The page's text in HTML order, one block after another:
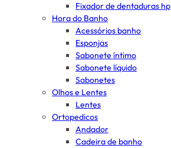
Fixador de dentaduras hp
Hora do Banho
Acessórios banho
Esponjas
Sabonete íntimo
Sabonete líquido
Sabonetes
Olhos e Lentes
Lentes
Ortopedicos
Andador
Cadeira de banho